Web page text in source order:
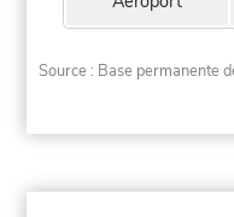
Source : Base permanente